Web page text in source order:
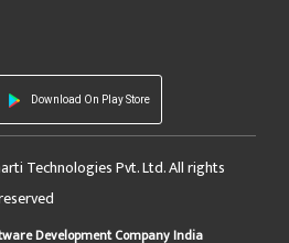
Download On Play Store
Technologies Pvt. Ltd. All rights
Development Company India